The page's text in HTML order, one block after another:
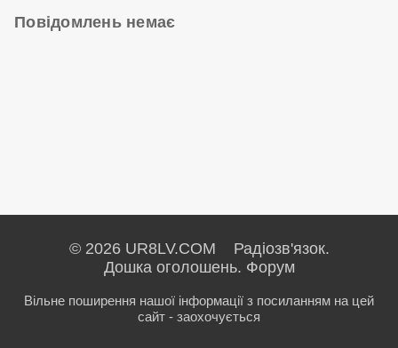
Повідомлень немає
© 2026 UR8LV.COM Радіозв'язок.
Дошка оголошень. Форум
Вільне поширення нашої інформації з посиланням на цей
сайт - заохочується